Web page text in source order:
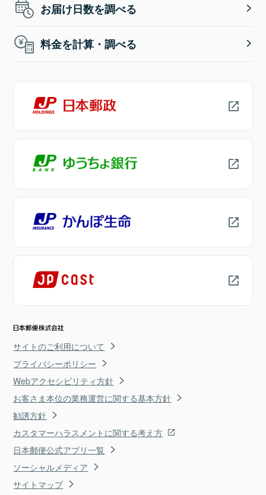
お届け日数を調べる
料金を計算・調べる
サイトのご利用について
プライバシーポリシー
Webアクセシビリティ方針
お客さま本位の業務運営に関する基本方針
勧誘方針
カスタマーハラスメントに関する考え方
日本郵便公式アプリ一覧
ソーシャルメディア
サイトマップ